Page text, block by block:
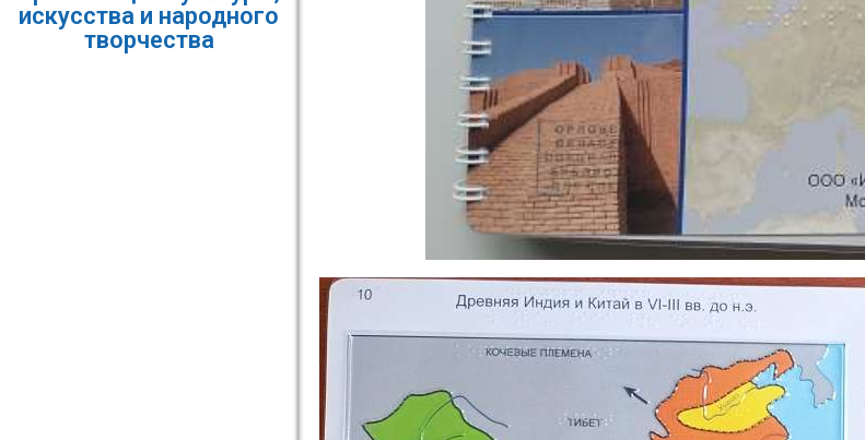
искусства и народного
творчества